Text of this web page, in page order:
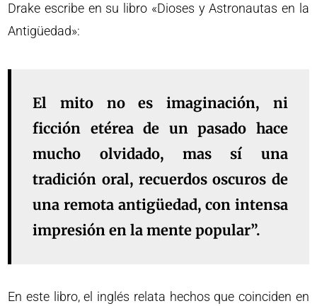
Drake escribe en su libro «Dioses y Astronautas en la
Antigüedad»:
El mito no es imaginación, ni
ficción etérea de un pasado hace
mucho olvidado, mas sí una
tradición oral, recuerdos oscuros de
una remota antigüedad, con intensa
impresión en la mente popular”.
En este libro, el inglés relata hechos que coinciden en